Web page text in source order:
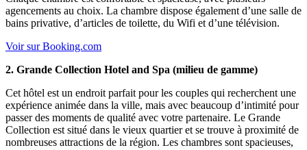
agencements au choix. La chambre dispose également d’une salle de
bains privative, d’articles de toilette, du Wifi et d’une télévision.
Voir sur Booking.com
2. Grande Collection Hotel and Spa (milieu de gamme)
Cet hôtel est un endroit parfait pour les couples qui recherchent une
expérience animée dans la ville, mais avec beaucoup d’intimité pour
passer des moments de qualité avec votre partenaire. Le Grande
Collection est situé dans le vieux quartier et se trouve à proximité de
nombreuses attractions de la région. Les chambres sont spacieuses,